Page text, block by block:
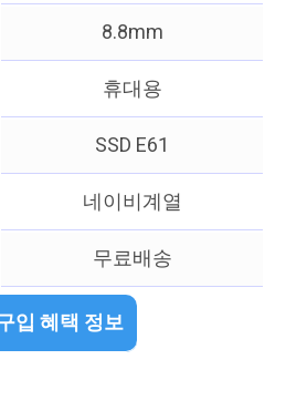
8.8mm
휴대용
SSD E61
네이비계열
무료배송
입 혜택 정보